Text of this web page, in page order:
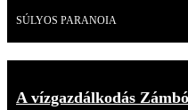
SÚLYOS PARANOIA
A vízgazdálkodás